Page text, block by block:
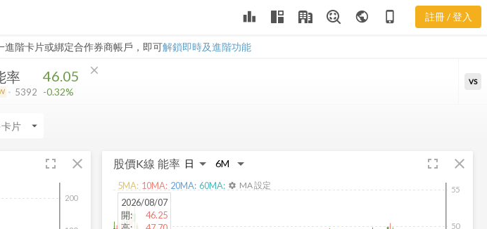
leaderboard public phone_iphone 註冊 / 登入
進階卡片或綁定合作券商帳戶，即可解鎖即時及進階功能
AVY 股價K線
率
5392
46.05
-0.32%
close
VS
arrow_drop_down
fullscreen close
200
股價K線 能率 fullscreen close
50
55
2026/08/07
開:
46.25
5MA: 10MA: 20MA: 60MA: settings MA 設定